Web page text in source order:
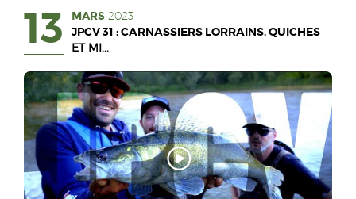
13 MARS 2023
JPCV 31 : CARNASSIERS LORRAINS, QUICHES
ET MI...